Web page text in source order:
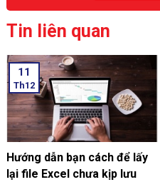
Tin liên quan
11
Th12
Hướng dẫn bạn cách để lấy
lại file Excel chưa kịp lưu